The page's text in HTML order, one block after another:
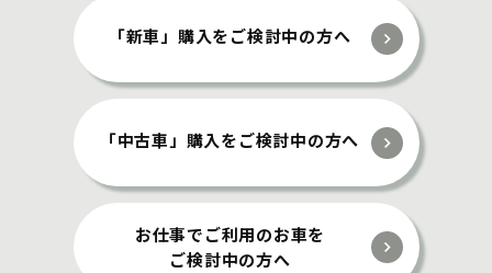
「新車」購入をご検討中の方へ
「中古車」購入をご検討中の方へ
お仕事でご利用のお車を
ご検討中の方へ